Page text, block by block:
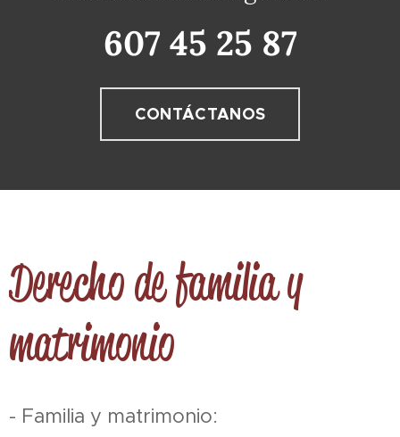
607 45 25 87
CONTÁCTANOS
Derecho de familia y
matrimonio
- Familia y matrimonio: